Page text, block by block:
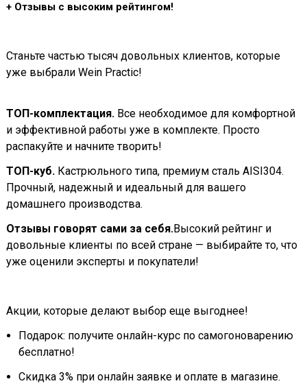
+ Отзывы с высоким рейтингом!
Станьте частью тысяч довольных клиентов, которые
уже выбрали Wein Practic!
ТОП-комплектация. Все необходимое для комфортной
и эффективной работы уже в комплекте. Просто
распакуйте и начните творить!
ТОП-куб. Кастрюльного типа, премиум сталь AISI304.
Прочный, надежный и идеальный для вашего
домашнего производства.
Отзывы говорят сами за себя.Высокий рейтинг и
довольные клиенты по всей стране — выбирайте то, что
уже оценили эксперты и покупатели!
Акции, которые делают выбор еще выгоднее!
Подарок: получите онлайн-курс по самогоноварению
бесплатно!
Скидка 3% при онлайн заявке и оплате в магазине.